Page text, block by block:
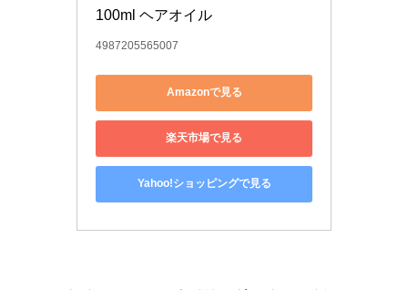
100ml ヘアオイル
4987205565007
Amazonで見る
楽天市場で見る
Yahoo!ショッピングで見る